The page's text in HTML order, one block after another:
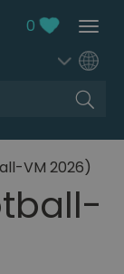
0
VM 2026)